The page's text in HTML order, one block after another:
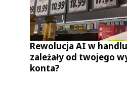
Rewolucja AI w
zależały od twojego
konta?